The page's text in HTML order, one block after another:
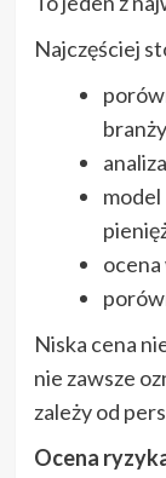
Najczęściej
Niska cena
nie zawsze
zależy od
Ocena